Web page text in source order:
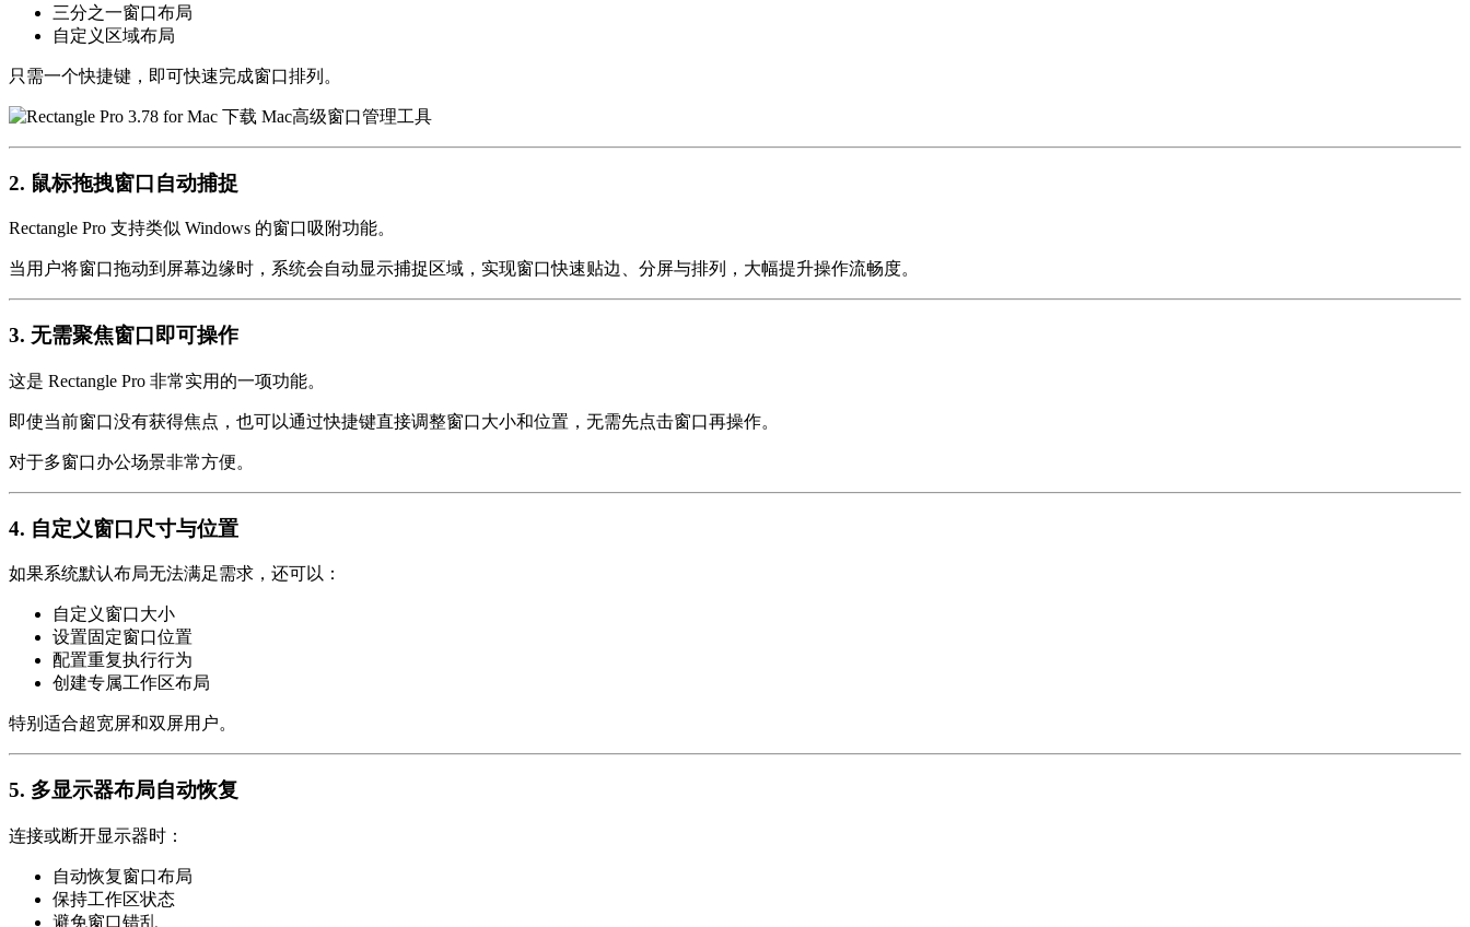
三分之一窗口布局
自定义区域布局
只需一个快捷键，即可快速完成窗口排列。
2. 鼠标拖拽窗口自动捕捉
Rectangle Pro 支持类似 Windows 的窗口吸附功能。
当用户将窗口拖动到屏幕边缘时，系统会自动显示捕捉区域，实现窗口快速贴边、分屏与排列，大幅提升操作流畅度。
3. 无需聚焦窗口即可操作
这是 Rectangle Pro 非常实用的一项功能。
即使当前窗口没有获得焦点，也可以通过快捷键直接调整窗口大小和位置，无需先点击窗口再操作。
对于多窗口办公场景非常方便。
4. 自定义窗口尺寸与位置
如果系统默认布局无法满足需求，还可以：
自定义窗口大小
设置固定窗口位置
配置重复执行行为
创建专属工作区布局
特别适合超宽屏和双屏用户。
5. 多显示器布局自动恢复
连接或断开显示器时：
自动恢复窗口布局
保持工作区状态
避免窗口错乱